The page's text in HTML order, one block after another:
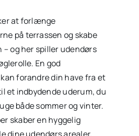
at forlænge
på terrassen og skabe
– og her spiller udendørs
En god
forandre din have fra et
et indbydende uderum, du
både sommer og vinter.
skaber en hyggelig